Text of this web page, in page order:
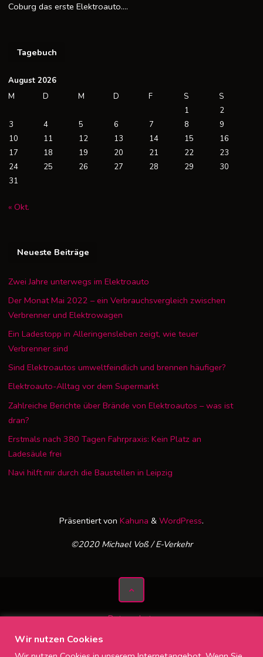
Coburg das erste Elektroauto….
Tagebuch
August 2026
M
D M D F S
S
1
2
3
4 5 6 7 8
9
10
11 12 13 14 15
16
17
18 19 20 21 22
23
24
25 26 27 28 29
30
31
« Okt.
Neueste Beiträge
Zwei Jahre unterwegs im Elektroauto
Der Monat Mai 2022 – ein Verbrauchsvergleich zwischen
Verbrenner und Elektrowagen
Ein Ladestopp in Alleringensleben zeigt, wie teuer
Verbrenner sind
Sind Elektroautos umweltfeindlich und brennen häufiger?
Elektroauto-Alltag vor dem Supermarkt
Zahlreiche Berichte über Brände von Elektroautos – was ist
dran?
Erstmals nach 380 Tagen Fahrpraxis: Kein Platz an
Ladesäule frei
Navi hilft mir durch die Baustellen in Leipzig
Präsentiert von Kahuna & WordPress.
©2020 Michael Voß / E-Verkehr
Datenschutz
Wir nutzen Cookies